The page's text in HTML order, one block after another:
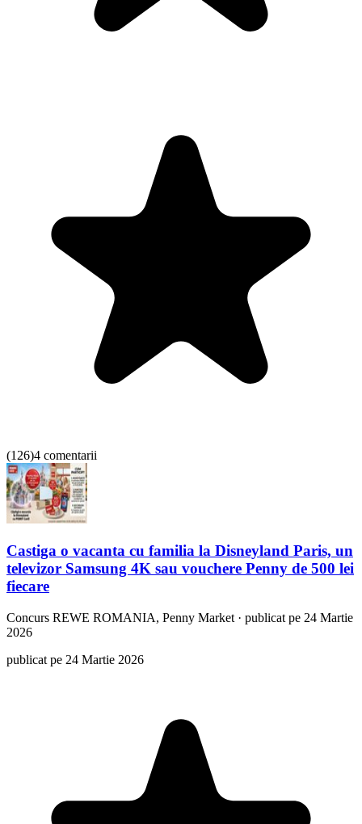
(126)4 comentarii
Castiga o vacanta cu familia la Disneyland Paris, un
televizor Samsung 4K sau vouchere Penny de 500 lei
fiecare
Concurs REWE ROMANIA, Penny Market · publicat pe 24 Martie
2026
publicat pe 24 Martie 2026